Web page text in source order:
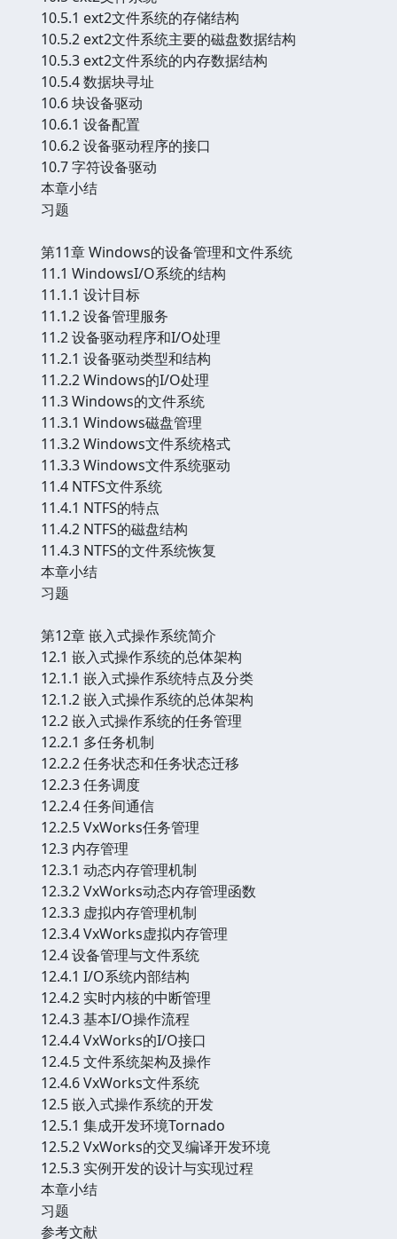
10.5.1 ext2文件系统的存储结构
10.5.2 ext2文件系统主要的磁盘数据结构
10.5.3 ext2文件系统的内存数据结构
10.5.4 数据块寻址
10.6 块设备驱动
10.6.1 设备配置
10.6.2 设备驱动程序的接口
10.7 字符设备驱动
本章小结
习题
第11章 Windows的设备管理和文件系统
11.1 WindowsI/O系统的结构
11.1.1 设计目标
11.1.2 设备管理服务
11.2 设备驱动程序和I/O处理
11.2.1 设备驱动类型和结构
11.2.2 Windows的I/O处理
11.3 Windows的文件系统
11.3.1 Windows磁盘管理
11.3.2 Windows文件系统格式
11.3.3 Windows文件系统驱动
11.4 NTFS文件系统
11.4.1 NTFS的特点
11.4.2 NTFS的磁盘结构
11.4.3 NTFS的文件系统恢复
本章小结
习题
第12章 嵌入式操作系统简介
12.1 嵌入式操作系统的总体架构
12.1.1 嵌入式操作系统特点及分类
12.1.2 嵌入式操作系统的总体架构
12.2 嵌入式操作系统的任务管理
12.2.1 多任务机制
12.2.2 任务状态和任务状态迁移
12.2.3 任务调度
12.2.4 任务间通信
12.2.5 VxWorks任务管理
12.3 内存管理
12.3.1 动态内存管理机制
12.3.2 VxWorks动态内存管理函数
12.3.3 虚拟内存管理机制
12.3.4 VxWorks虚拟内存管理
12.4 设备管理与文件系统
12.4.1 I/O系统内部结构
12.4.2 实时内核的中断管理
12.4.3 基本I/O操作流程
12.4.4 VxWorks的I/O接口
12.4.5 文件系统架构及操作
12.4.6 VxWorks文件系统
12.5 嵌入式操作系统的开发
12.5.1 集成开发环境Tornado
12.5.2 VxWorks的交叉编译开发环境
12.5.3 实例开发的设计与实现过程
本章小结
习题
参考文献